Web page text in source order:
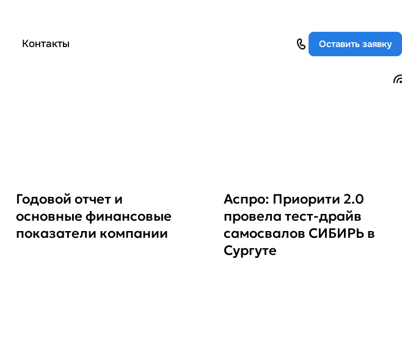
Контакты Оставить заявку
Годовой отчет и
основные финансовые
показатели компании
Аспро: Приорити 2.0
провела тест-драйв
самосвалов СИБИРЬ в
Сургуте